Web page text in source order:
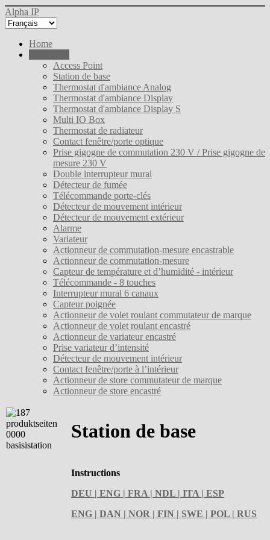
Alpha IP
Home
Access Point
Station de base
Thermostat d'ambiance Analog
Thermostat d'ambiance Display
Thermostat d'ambiance Display S
Multi IO Box
Thermostat de radiateur
Contact fenêtre/porte optique
Prise gigogne de commutation 230 V / Prise gigogne de
mesure 230 V
Double interrupteur mural
Détecteur de fumée
Télécommande porte-clés
Détecteur de mouvement intérieur
Détecteur de mouvement extérieur
Alarme
Variateur
Actionneur de commutation-mesure encastrable
Actionneur de commutation-mesure
Capteur de température et d’humidité - intérieur
Télécommande - 8 touches
Interrupteur mural 6 canaux
Capteur poignée
Actionneur de volet roulant commutateur de marque
Actionneur de volet roulant encastré
Actionneur de variateur encastré
Prise variateur d’intensité
Détecteur de mouvement intérieur
Contact fenêtre/porte à l’intérieur
Actionneur de store commutateur de marque
Actionneur de store encastré
Station de base
Instructions
DEU | ENG | FRA | NDL | ITA | ESP
ENG | DAN | NOR | FIN | SWE | POL | RUS